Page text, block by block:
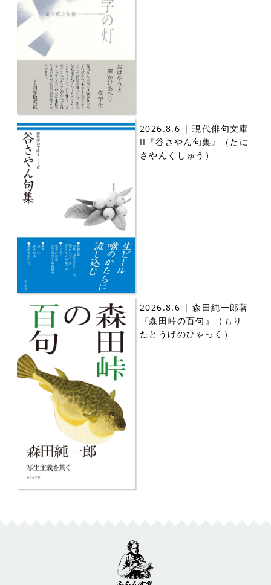
2026.8.6 | 現代俳句文庫
II『谷さやん句集』（たに
さやんくしゅう）
2026.8.6 | 森田純一郎著
『森田峠の百句』（もり
たとうげのひゃっく）